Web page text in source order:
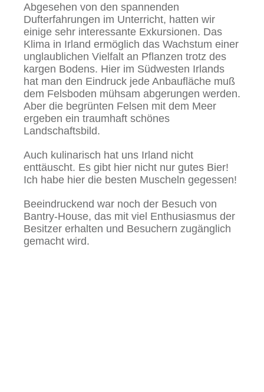
Abgesehen von den spannenden
Dufterfahrungen im Unterricht, hatten wir
einige sehr interessante Exkursionen. Das
Klima in Irland ermöglich das Wachstum einer
unglaublichen Vielfalt an Pflanzen trotz des
kargen Bodens. Hier im Südwesten Irlands
hat man den Eindruck jede Anbaufläche muß
dem Felsboden mühsam abgerungen werden.
Aber die begrünten Felsen mit dem Meer
ergeben ein traumhaft schönes
Landschaftsbild.
Auch kulinarisch hat uns Irland nicht
enttäuscht. Es gibt hier nicht nur gutes Bier!
Ich habe hier die besten Muscheln gegessen!
Beeindruckend war noch der Besuch von
Bantry-House, das mit viel Enthusiasmus der
Besitzer erhalten und Besuchern zugänglich
gemacht wird.